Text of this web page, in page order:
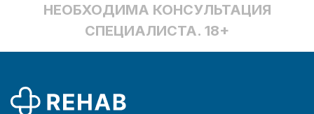
НЕОБХОДИМА КОНСУЛЬТАЦИЯ
СПЕЦИАЛИСТА. 18+